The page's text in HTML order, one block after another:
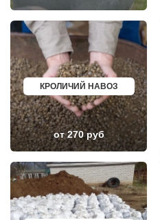
НИЖНИЙ ТАГИЛ
АБАКАН
ТАГАНРОГ
ОСА
ВОЛЖСКИЙ
СУРГУТ
КУРГАН
КРЫМСК
АЛЕКСАНДРОВ
ЭНГЕЛЬС
МАГНИТОГОРСК
БЛАГОВЕЩЕНСК
КОЛА
КИРОВСК
СВОБОДНЫЙ
БОР
ПАВЛОВСК
КРОЛИЧИЙ НАВОЗ
от 270 руб